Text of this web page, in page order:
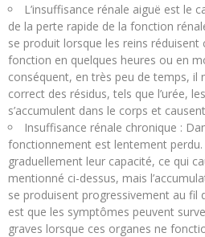
L’insuffisance rénale aiguë est le
de la perte rapide de la fonction
se produit lorsque les reins
fonction en quelques heures ou en
conséquent, en très peu de temps, il
correct des résidus, tels que l’urée,
s’accumulent dans le corps et
Insuffisance rénale chronique :
fonctionnement est lentement
graduellement leur capacité, ce qui
mentionné ci-dessus, mais
se produisent progressivement au fil
est que les symptômes peuvent
graves lorsque ces organes ne